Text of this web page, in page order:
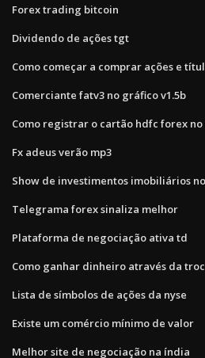
Forex trading bitcoin
Dividendo de ações tgt
Como começar a comprar ações e
Comerciante fatv3 no gráfico v1.5b
Como registrar o cartão hdfc forex
Fx adeus verão mp3
Show de investimentos imobiliários
Telegrama forex sinaliza melhor
Plataforma de negociação ativa td
Como ganhar dinheiro através da
Lista de símbolos de ações da nyse
Existe um comércio mínimo de valor
Melhor site de negociação na índia